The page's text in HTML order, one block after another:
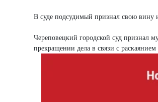
В суде подсудимый признал свою вину
Череповецкий городской суд признал
прекращении дела в связи с